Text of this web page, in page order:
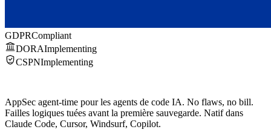
GDPRCompliant
DORAImplementing
CSPNImplementing
AppSec agent-time pour les agents de code IA. No flaws, no bill.
Failles logiques tuées avant la première sauvegarde. Natif dans
Claude Code, Cursor, Windsurf, Copilot.